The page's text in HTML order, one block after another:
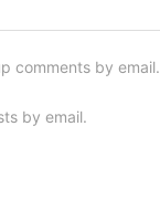
comments by email.
by email.